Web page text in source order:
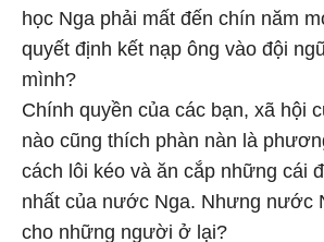
học Nga phải mất đến chín năm
quyết định kết nạp ông vào đội
mình?
Chính quyền của các bạn, xã hội
nào cũng thích phàn nàn là
cách lôi kéo và ăn cắp những cái
nhất của nước Nga. Nhưng nước
cho những người ở lại?